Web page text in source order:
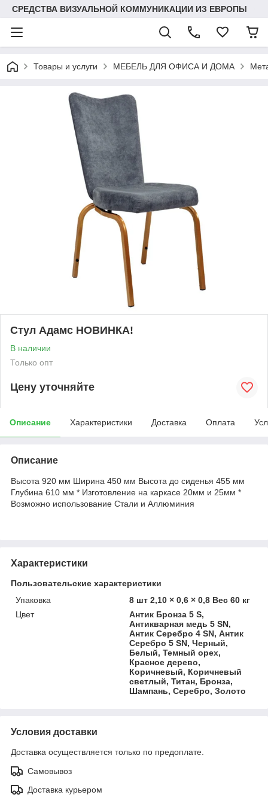
СРЕДСТВА ВИЗУАЛЬНОЙ КОММУНИКАЦИИ ИЗ ЕВРОПЫ
Товары и услуги МЕБЕЛЬ ДЛЯ ОФИСА И ДОМА
Стул Адамс НОВИНКА!
В наличии
Только опт
Цену уточняйте
Описание Характеристики Доставка Оплата
Описание
Высота 920 мм Ширина 450 мм Высота до сиденья 455 мм
Глубина 610 мм * Изготовление на каркасе 20мм и 25мм *
Возможно использование Стали и Аллюминия
Характеристики
Пользовательские характеристики
Упаковка
8 шт 2,10 × 0,6 × 0,8 Вес 60 кг
Цвет
Антик Бронза 5 S,
Антикварная медь 5 SN,
Антик Серебро 4 SN, Антик
Серебро 5 SN, Черный,
Белый, Темный орех,
Красное дерево,
Коричневый, Коричневый
светлый, Титан, Бронза,
Шампань, Серебро, Золото
Условия доставки
Доставка осуществляется только по предоплате.
Самовывоз
Доставка курьером